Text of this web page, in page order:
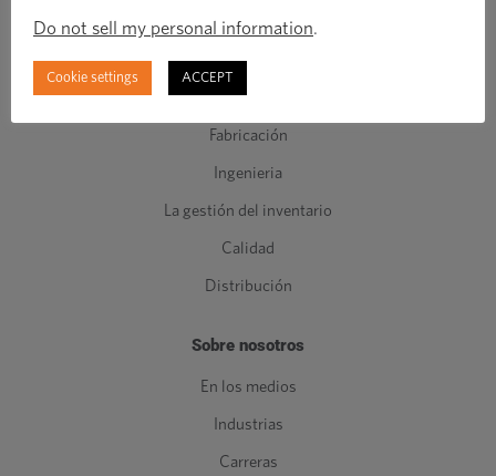
Sujetadores de ingeniería
Sujetadores estándar
Componentes de clase C
Fabricación
Ingenieria
La gestión del inventario
Calidad
Distribución
Sobre nosotros
En los medios
Industrias
Carreras
Do not sell my personal information.
Cookie settings ACCEPT